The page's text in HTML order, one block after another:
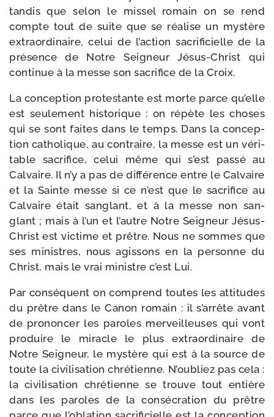
tan­dis que selon le mis­sel romain on se rend
compte tout de suite que se réa­lise un mys­tère
extra­or­di­naire, celui de l’action sacri­fi­cielle de la
pré­sence de Notre Seigneur Jésus-​Christ qui
conti­nue à la messe son sacri­fice de la Croix.
La concep­tion pro­tes­tante est morte parce qu’elle
est seule­ment his­to­rique : on répète les choses
qui se sont faites dans le temps. Dans la concep­
tion catho­lique, au contraire, la messe est un véri­
table sacri­fice, celui même qui s’est pas­sé au
Calvaire. Il n’y a pas de dif­fé­rence entre le Calvaire
et la Sainte messe si ce n’est que le sacri­fice au
Calvaire était san­glant, et à la messe non san­
glant ; mais à l’un et l’autre Notre Seigneur Jésus-​
Christ est vic­time et prêtre. Nous ne sommes que
ses ministres, nous agis­sons en la per­sonne du
Christ, mais le vrai ministre c’est Lui.
Par consé­quent on com­prend toutes les atti­tudes
du prêtre dans le Canon romain : il s’arrête avant
de pro­non­cer les paroles mer­veilleuses qui vont
pro­duire le miracle le plus extra­or­di­naire de
Notre Seigneur, le mys­tère qui est à la source de
toute la civi­li­sa­tion chré­tienne. N’oubliez pas cela :
la civi­li­sa­tion chré­tienne se trouve tout entière
dans les paroles de la consé­cra­tion du prêtre